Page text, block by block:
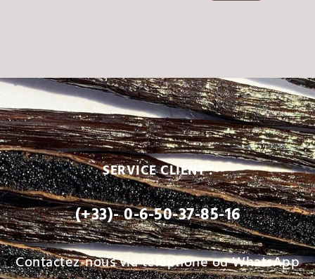
SERVICE CLIENT :
(+33)- 0-6-50-37-85-16
Contactez-nous via téléphone ou WhatsApp